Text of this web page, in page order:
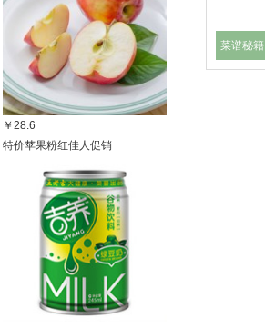
￥28.6
特价苹果粉红佳人促销
菜谱秘籍